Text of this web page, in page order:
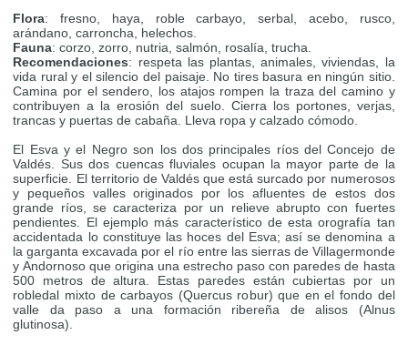
Flora: fresno, haya, roble carbayo, serbal, acebo, rusco,
arándano, carroncha, helechos.
Fauna: corzo, zorro, nutria, salmón, rosalía, trucha.
Recomendaciones: respeta las plantas, animales, viviendas, la
vida rural y el silencio del paisaje. No tires basura en ningún sitio.
Camina por el sendero, los atajos rompen la traza del camino y
contribuyen a la erosión del suelo. Cierra los portones, verjas,
trancas y puertas de cabaña. Lleva ropa y calzado cómodo.
El Esva y el Negro son los dos principales ríos del Concejo de
Valdés. Sus dos cuencas fluviales ocupan la mayor parte de la
superficie. El territorio de Valdés que está surcado por numerosos
y pequeños valles originados por los afluentes de estos dos
grande ríos, se caracteriza por un relieve abrupto con fuertes
pendientes. El ejemplo más característico de esta orografía tan
accidentada lo constituye las hoces del Esva; así se denomina a
la garganta excavada por el río entre las sierras de Villagermonde
y Andornoso que origina una estrecho paso con paredes de hasta
500 metros de altura. Estas paredes están cubiertas por un
robledal mixto de carbayos (Quercus robur) que en el fondo del
valle da paso a una formación ribereña de alisos (Alnus
glutinosa).